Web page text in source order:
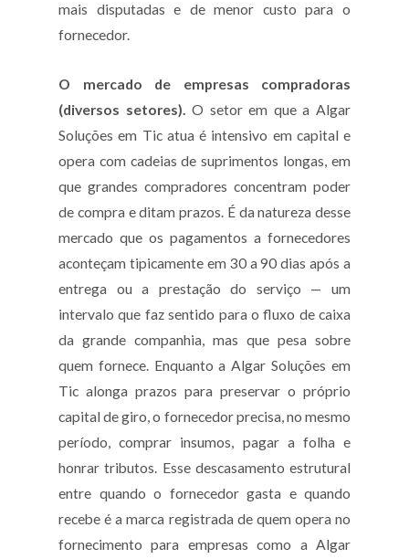
mais disputadas e de menor custo para o
fornecedor.
O mercado de empresas compradoras
(diversos setores). O setor em que a Algar
Soluções em Tic atua é intensivo em capital e
opera com cadeias de suprimentos longas, em
que grandes compradores concentram poder
de compra e ditam prazos. É da natureza desse
mercado que os pagamentos a fornecedores
aconteçam tipicamente em 30 a 90 dias após a
entrega ou a prestação do serviço — um
intervalo que faz sentido para o fluxo de caixa
da grande companhia, mas que pesa sobre
quem fornece. Enquanto a Algar Soluções em
Tic alonga prazos para preservar o próprio
capital de giro, o fornecedor precisa, no mesmo
período, comprar insumos, pagar a folha e
honrar tributos. Esse descasamento estrutural
entre quando o fornecedor gasta e quando
recebe é a marca registrada de quem opera no
fornecimento para empresas como a Algar